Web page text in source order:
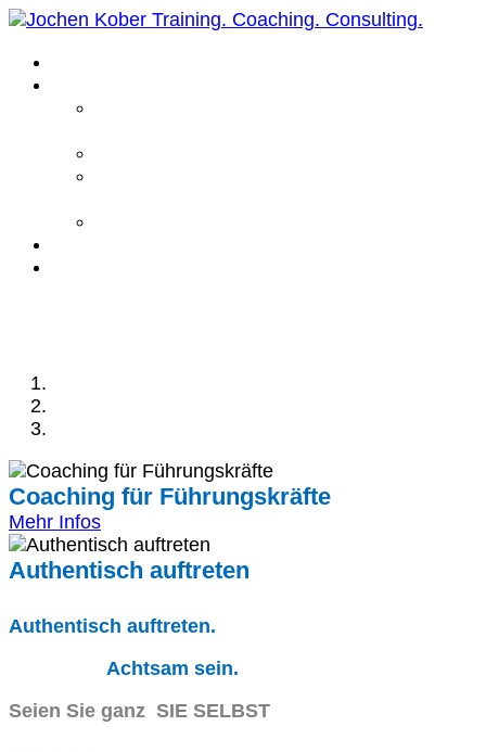
Coaching für Führungskräfte
Mehr Infos
Authentisch auftreten
Authentisch auftreten.
Achtsam sein.
Seien Sie ganz SIE SELBST